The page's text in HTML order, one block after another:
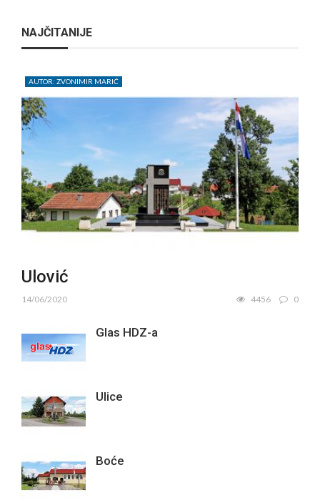
NAJČITANIJE
AUTOR: ZVONIMIR MARIĆ
Ulović
14/06/2020 4456 0
Glas HDZ-a
Ulice
Boće